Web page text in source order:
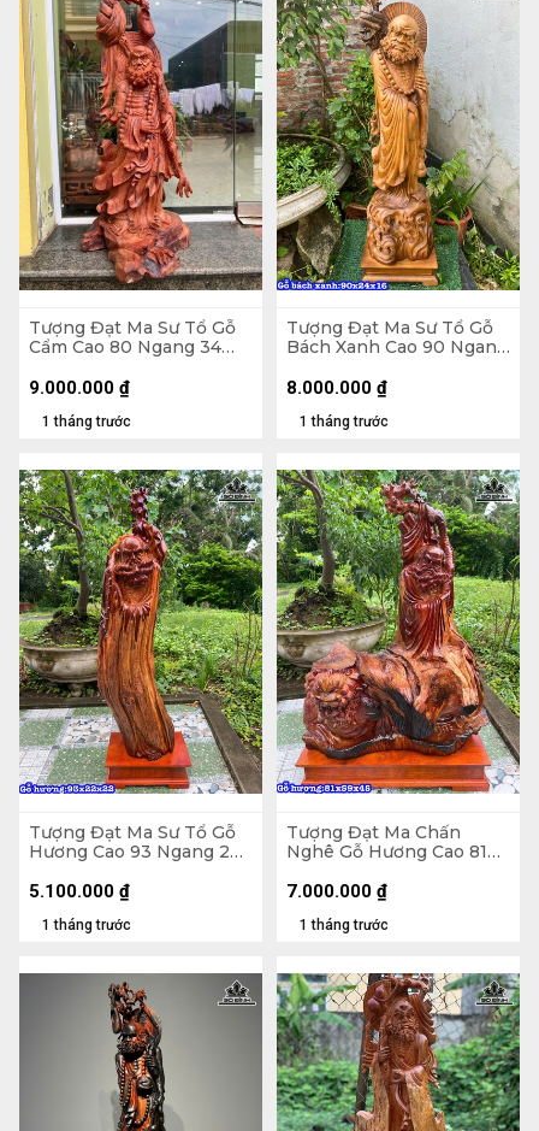
Tượng Đạt Ma Sư Tổ Gỗ
Cẩm Cao 80 Ngang 34
1 tháng trước
9.000.000 ₫
Tượng Đạt Ma Sư Tổ Gỗ
Bách Xanh Cao 90 Ngang
1 tháng trước
8.000.000 ₫
Tượng Đạt Ma Sư Tổ Gỗ
Hương Cao 93 Ngang 22
1 tháng trước
5.100.000 ₫
Tượng Đạt Ma Chấn
Nghê Gỗ Hương Cao 81
1 tháng trước
7.000.000 ₫